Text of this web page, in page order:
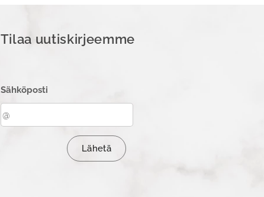
Tilaa uutiskirjeemme
Sähköposti
Lähetä